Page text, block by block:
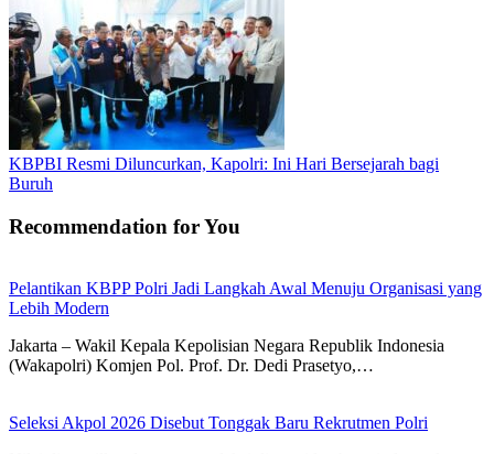
KBPBI Resmi Diluncurkan, Kapolri: Ini Hari Bersejarah bagi
Buruh
Recommendation for You
Pelantikan KBPP Polri Jadi Langkah Awal Menuju Organisasi yang
Lebih Modern
Jakarta – Wakil Kepala Kepolisian Negara Republik Indonesia
(Wakapolri) Komjen Pol. Prof. Dr. Dedi Prasetyo,…
Seleksi Akpol 2026 Disebut Tonggak Baru Rekrutmen Polri